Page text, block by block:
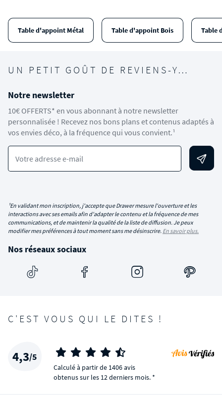
Table d'appoint Métal Table d'appoint Bois Table
UN PETIT GOÛT DE REVIENS-Y…
Notre newsletter
10€ OFFERTS* en vous abonnant à notre newsletter
personnalisée ! Recevez nos bons plans et contenus adaptés à
vos envies déco, à la fréquence qui vous convient.¹
Votre adresse e-mail
¹En validant mon inscription, j'accepte que Drawer mesure l'ouverture et les
interactions avec ses emails afin d'adapter le contenu et la fréquence de mes
communications, et de maintenir la qualité de la liste de diffusion. Je peux
modifier mes préférences à tout moment sans me désinscrire. En savoir plus.
Nos réseaux sociaux
C'EST VOUS QUI LE DITES !
4,3/5
Calculé à partir de 1406 avis
obtenus sur les 12 derniers mois. *